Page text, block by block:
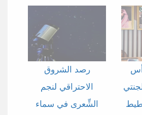
رصد الشروق
الاحتراقي لنجم
الشِّعرى في سماء